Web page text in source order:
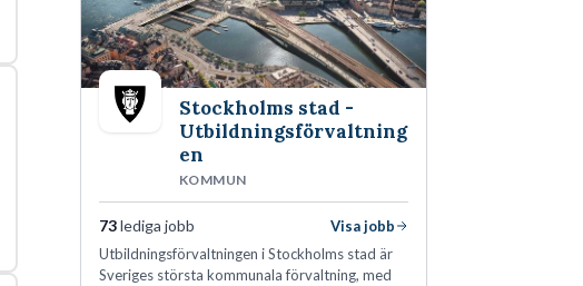
Stockholms stad -
Utbildningsförvaltning
en
KOMMUN
73lediga jobb
Visa jobb
Utbildningsförvaltningen i Stockholms stad är
Sveriges största kommunala förvaltning, med